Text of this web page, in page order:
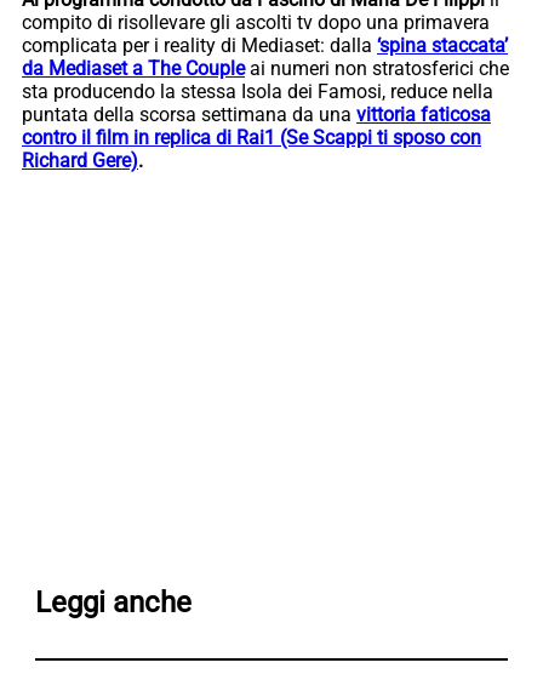
compito di risollevare gli ascolti tv dopo una primavera
complicata per i reality di Mediaset: dalla ‘spina staccata’
da Mediaset a The Coupleai numeri non stratosferici che
sta producendo la stessa Isola dei Famosi, reduce nella
puntata della scorsa settimana da una vittoria faticosa
contro il film in replica di Rai1 (Se Scappi ti sposo con
Richard Gere).
Leggi anche